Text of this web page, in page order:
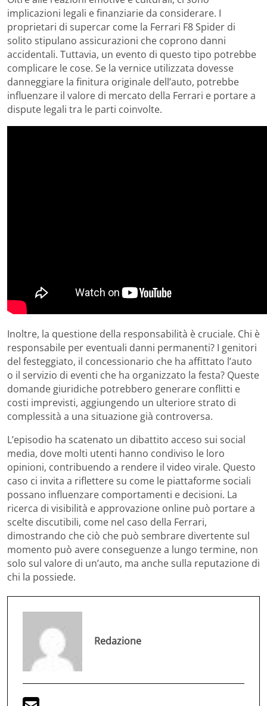
implicazioni legali e finanziarie da considerare. I
proprietari di supercar come la Ferrari F8 Spider di
solito stipulano assicurazioni che coprono danni
accidentali. Tuttavia, un evento di questo tipo potrebbe
complicare le cose. Se la vernice utilizzata dovesse
danneggiare la finitura originale dell’auto, potrebbe
influenzare il valore di mercato della Ferrari e portare a
dispute legali tra le parti coinvolte.
Inoltre, la questione della responsabilità è cruciale. Chi è
responsabile per eventuali danni permanenti? I genitori
del festeggiato, il concessionario che ha affittato l’auto
o il servizio di eventi che ha organizzato la festa? Queste
domande giuridiche potrebbero generare conflitti e
costi imprevisti, aggiungendo un ulteriore strato di
complessità a una situazione già controversa.
L’episodio ha scatenato un dibattito acceso sui social
media, dove molti utenti hanno condiviso le loro
opinioni, contribuendo a rendere il video virale. Questo
caso ci invita a riflettere su come le piattaforme sociali
possano influenzare comportamenti e decisioni. La
ricerca di visibilità e approvazione online può portare a
scelte discutibili, come nel caso della Ferrari,
dimostrando che ciò che può sembrare divertente sul
momento può avere conseguenze a lungo termine, non
solo sul valore di un’auto, ma anche sulla reputazione di
chi la possiede.
Redazione